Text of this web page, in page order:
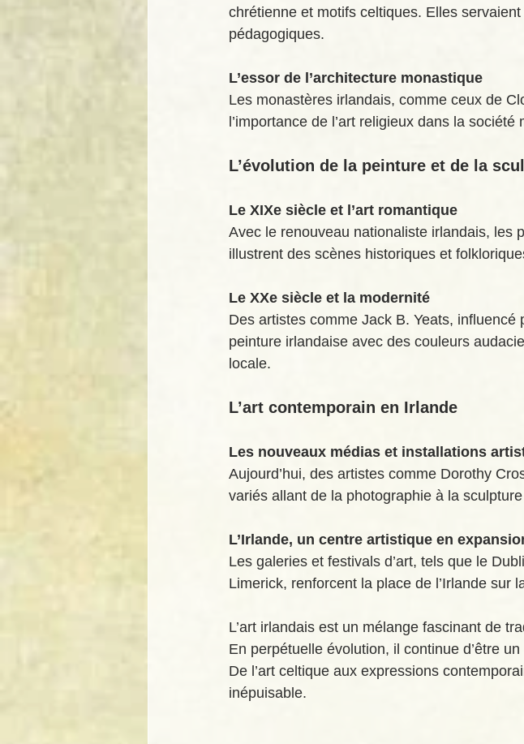
chrétienne et motifs celtiques. Elles
pédagogiques.
L’essor de l’architecture monastique
Les monastères irlandais, comme ceux de
l’importance de l’art religieux dans la société
L’évolution de la peinture et de la
Le XIXe siècle et l’art romantique
Avec le renouveau nationaliste irlandais, les
illustrent des scènes historiques et
Le XXe siècle et la modernité
Des artistes comme Jack B. Yeats, influencé
peinture irlandaise avec des couleurs
locale.
L’art contemporain en Irlande
Les nouveaux médias et installations
Aujourd’hui, des artistes comme Dorothy
variés allant de la photographie à la
L’Irlande, un centre artistique en
Les galeries et festivals d’art, tels que le
Limerick, renforcent la place de l’Irlande sur
L’art irlandais est un mélange fascinant de
En perpétuelle évolution, il continue d’être
De l’art celtique aux expressions
inépuisable.